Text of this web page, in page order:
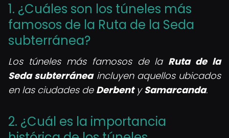
1. ¿Cuáles son los túneles más
famosos de la Ruta de la Seda
subterránea?
Los túneles más famosos de la Ruta de la
Seda subterráneaincluyen aquellos ubicados
en las ciudades de DerbentySamarcanda.
2. ¿Cuál es la importancia